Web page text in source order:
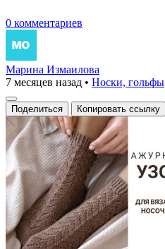
0 комментариев
Марина Измаилова
7 месяцев назад • Носки, гольфы
Поделиться Копировать ссылку